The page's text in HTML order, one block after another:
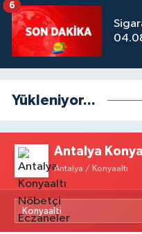
6
Yükleniyor...
Antalya
Antalya / Konyaaltı